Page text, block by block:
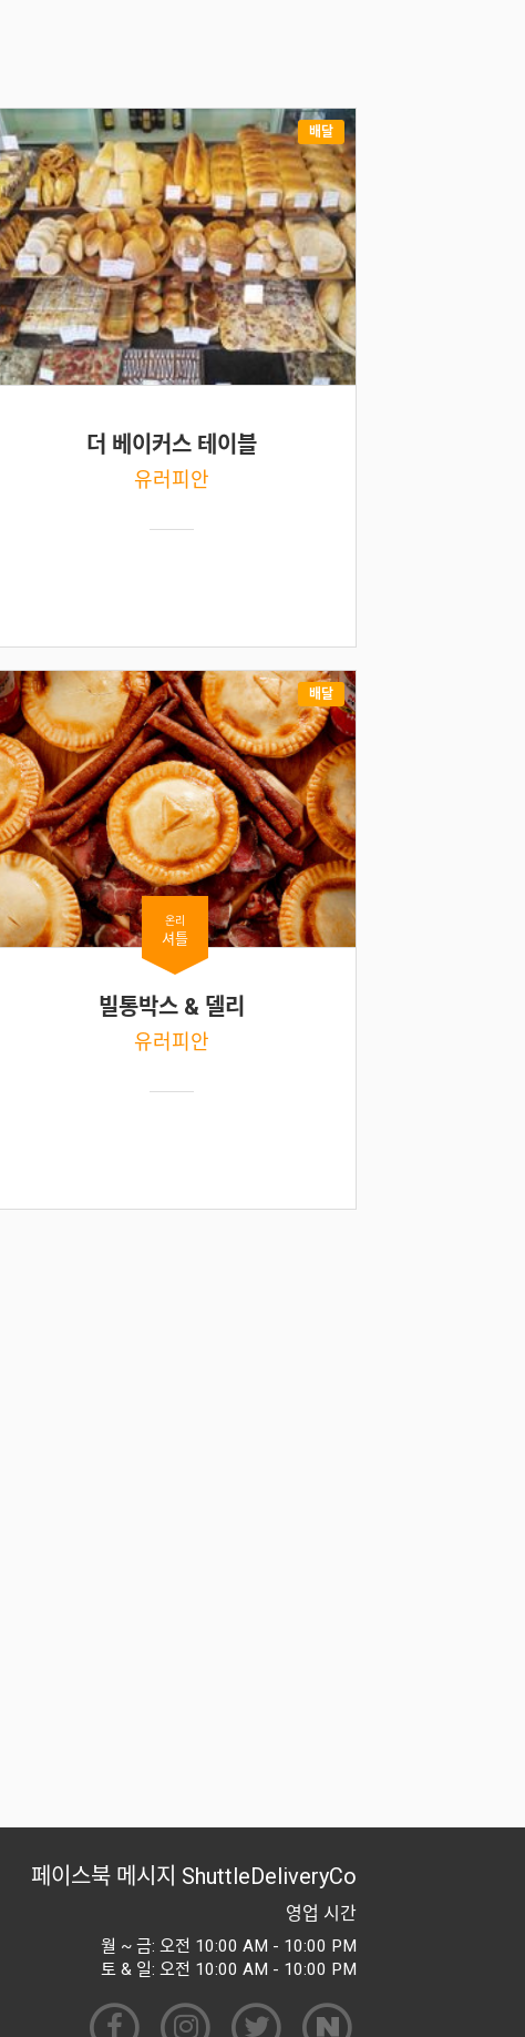
배달
더 베이커스 테이블
유러피안
배달
온리
셔틀
빌통박스 & 델리
유러피안
페이스북 메시지 ShuttleDeliveryCo
영업 시간
월 ~ 금: 오전 10:00 AM - 10:00 PM
토 & 일: 오전 10:00 AM - 10:00 PM